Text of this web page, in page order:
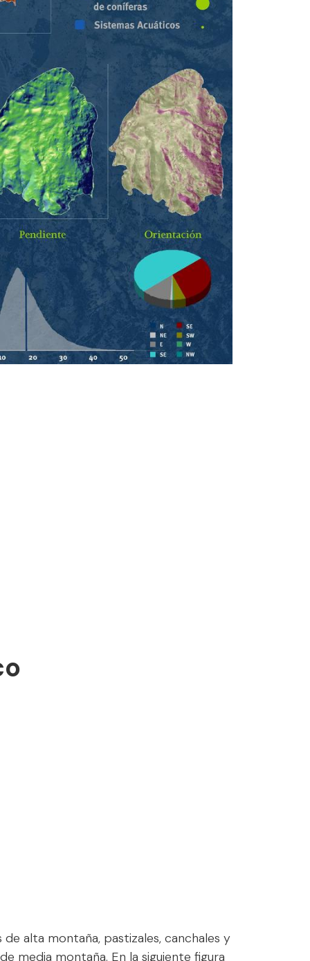
alta montaña, pastizales, canchales y
media montaña. En la siguiente figura